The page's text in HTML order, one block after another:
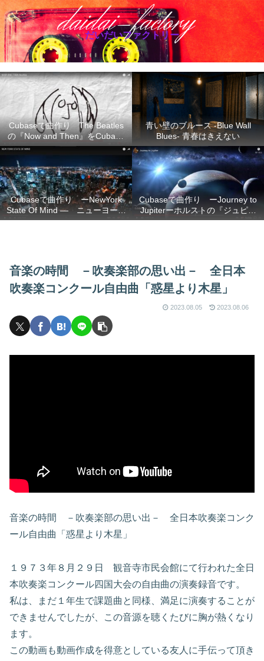
だいだいファクトリー
Cubaseで曲作り The Beatles
の『Now and Then』をCubase
で再現
青い壁のブルース -Blue Wall
Blues- 青春はきえない
Cubaseで曲作り ーNewYork
State Of Mind ― ニューヨーク
の想い
Cubaseで曲作り ーJourney to
Jupiterーホルストの『ジュピタ
ー』の不朽のメロディーを
音楽の時間 －吹奏楽部の思い出－ 全日本
吹奏楽コンクール自由曲「惑星より木星」
2023.08.05 2023.08.06
音楽の時間 －吹奏楽部の思い出－ 全日本吹奏楽コンク
ール自由曲「惑星より木星」
１９７３年８月２９日 観音寺市民会館にて行われた全日
本吹奏楽コンクール四国大会の自由曲の演奏録音です。
私は、まだ１年生で課題曲と同様、満足に演奏することが
できませんでしたが、この音源を聴くたびに胸が熱くなり
ます。
この動画も動画作成を得意としている友人に手伝って頂き